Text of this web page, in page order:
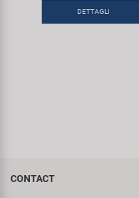
DETTAGLI
CONTACT